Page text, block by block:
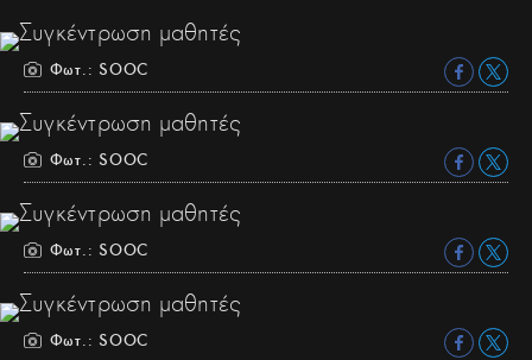
Φωτ.: SOOC
Φωτ.: SOOC
Φωτ.: SOOC
Φωτ.: SOOC